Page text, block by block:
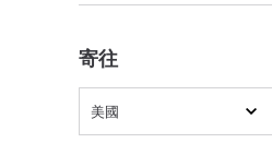
寄往
美國